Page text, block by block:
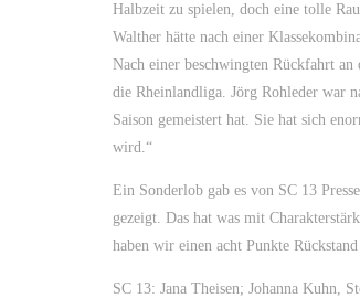
Halbzeit zu spielen, doch eine tolle
Walther hätte nach einer
Nach einer beschwingten Rückfahrt
die Rheinlandliga. Jörg Rohleder war
Saison gemeistert hat. Sie hat sich
wird.“
Ein Sonderlob gab es von SC 13
gezeigt. Das hat was mit
haben wir einen acht Punkte
SC 13: Jana Theisen; Johanna Kuhn,